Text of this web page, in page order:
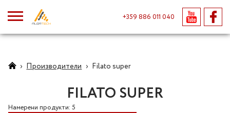
+359 886 011 040
› Производители › Filato super
FILATO SUPER
Намерени продукти: 5